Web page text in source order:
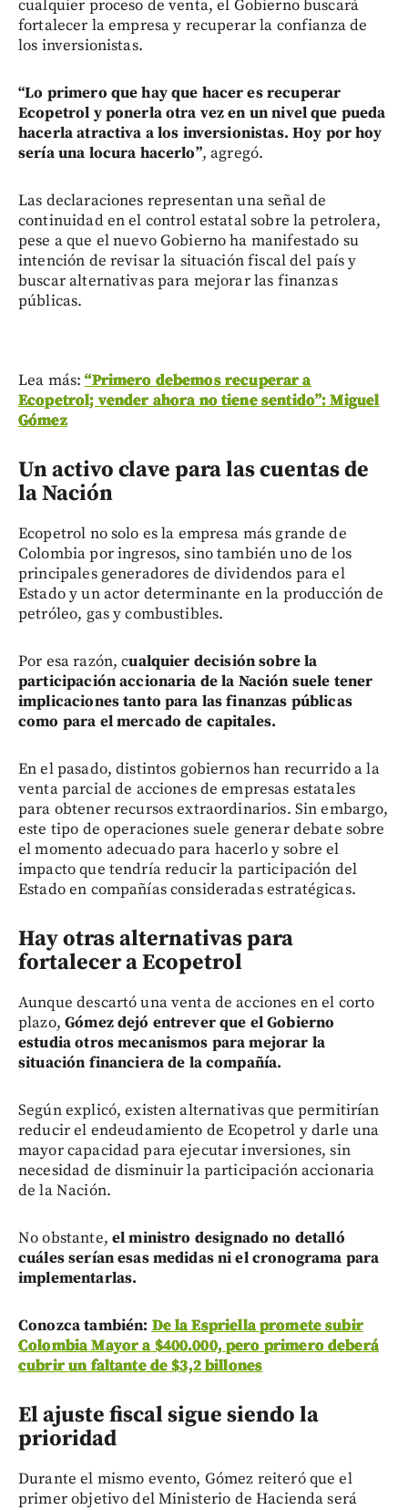
cualquier proceso de venta, el Gobierno buscará
fortalecer la empresa y recuperar la confianza de
los inversionistas.
“Lo primero que hay que hacer es recuperar
Ecopetrol y ponerla otra vez en un nivel que pueda
hacerla atractiva a los inversionistas. Hoy por hoy
sería una locura hacerlo”, agregó.
Las declaraciones representan una señal de
continuidad en el control estatal sobre la petrolera,
pese a que el nuevo Gobierno ha manifestado su
intención de revisar la situación fiscal del país y
buscar alternativas para mejorar las finanzas
públicas.
Lea más:“Primero debemos recuperar a
Ecopetrol; vender ahora no tiene sentido”: Miguel
Gómez
Un activo clave para las cuentas de
la Nación
Ecopetrol no solo es la empresa más grande de
Colombia por ingresos, sino también uno de los
principales generadores de dividendos para el
Estado y un actor determinante en la producción de
petróleo, gas y combustibles.
Por esa razón, cualquier decisión sobre la
participación accionaria de la Nación suele tener
implicaciones tanto para las finanzas públicas
como para el mercado de capitales.
En el pasado, distintos gobiernos han recurrido a la
venta parcial de acciones de empresas estatales
para obtener recursos extraordinarios. Sin embargo,
este tipo de operaciones suele generar debate sobre
el momento adecuado para hacerlo y sobre el
impacto que tendría reducir la participación del
Estado en compañías consideradas estratégicas.
Hay otras alternativas para
fortalecer a Ecopetrol
Aunque descartó una venta de acciones en el corto
plazo, Gómez dejó entrever que el Gobierno
estudia otros mecanismos para mejorar la
situación financiera de la compañía.
Según explicó, existen alternativas que permitirían
reducir el endeudamiento de Ecopetrol y darle una
mayor capacidad para ejecutar inversiones, sin
necesidad de disminuir la participación accionaria
de la Nación.
No obstante, el ministro designado no detalló
cuáles serían esas medidas ni el cronograma para
implementarlas.
Conozca también: De la Espriella promete subir
Colombia Mayor a $400.000, pero primero deberá
cubrir un faltante de $3,2 billones
El ajuste fiscal sigue siendo la
prioridad
Durante el mismo evento, Gómez reiteró que el
primer objetivo del Ministerio de Hacienda será